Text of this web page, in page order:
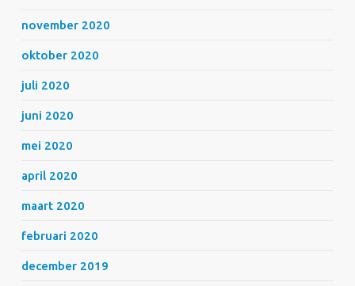
november 2020
oktober 2020
juli 2020
juni 2020
mei 2020
april 2020
maart 2020
februari 2020
december 2019